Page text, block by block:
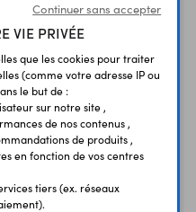
Module audio pour
Teensy 4.0 et 4.1
10,00 € Code : 36713
Continuer sans accepter
VIE PRIVÉE
que les cookies pour traiter
(comme votre adresse IP ou
le but de :
sur notre site ,
de nos contenus ,
de produits ,
en fonction de vos centres
tiers (ex. réseaux